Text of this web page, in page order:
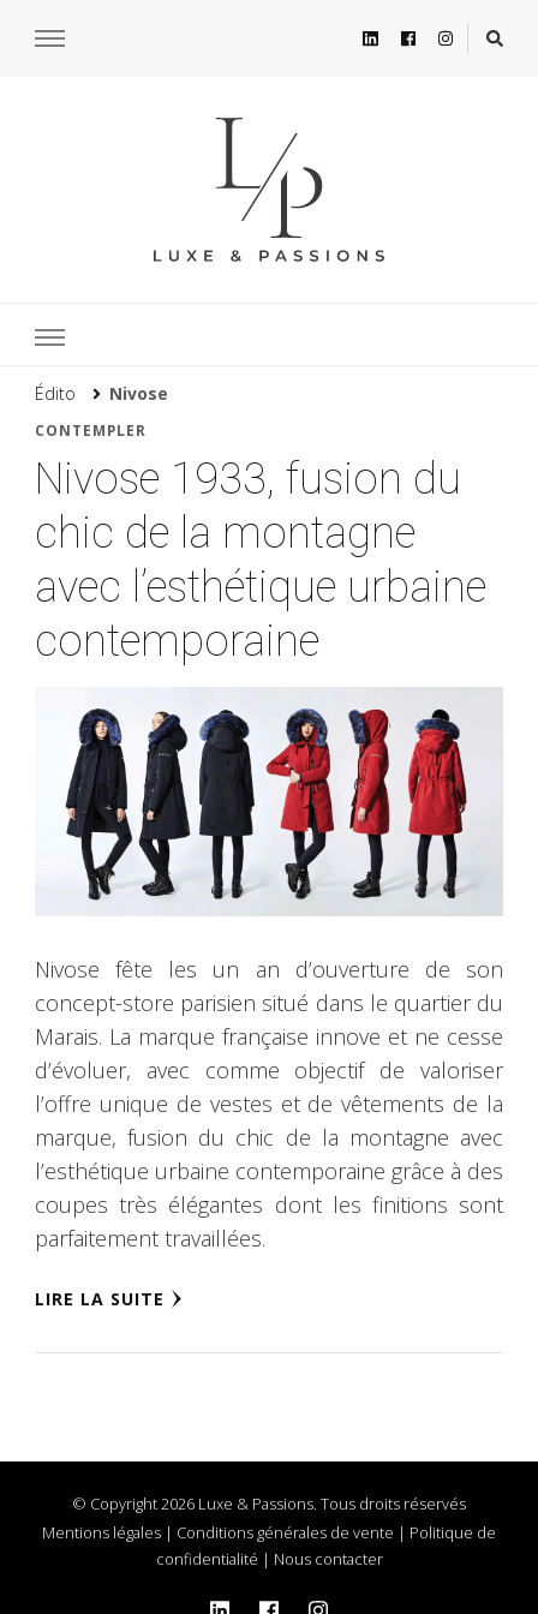
Édito Nivose
CONTEMPLER
Nivose 1933, fusion du
chic de la montagne
avec l’esthétique urbaine
contemporaine
Nivose fête les un an d’ouverture de son
concept-store parisien situé dans le quartier du
Marais. La marque française innove et ne cesse
d’évoluer, avec comme objectif de valoriser
l’offre unique de vestes et de vêtements de la
marque, fusion du chic de la montagne avec
l’esthétique urbaine contemporaine grâce à des
coupes très élégantes dont les finitions sont
parfaitement travaillées.
LIRE LA SUITE
© Copyright 2026 Luxe & Passions. Tous droits réservés
Mentions légales | Conditions générales de vente | Politique de
confidentialité | Nous contacter